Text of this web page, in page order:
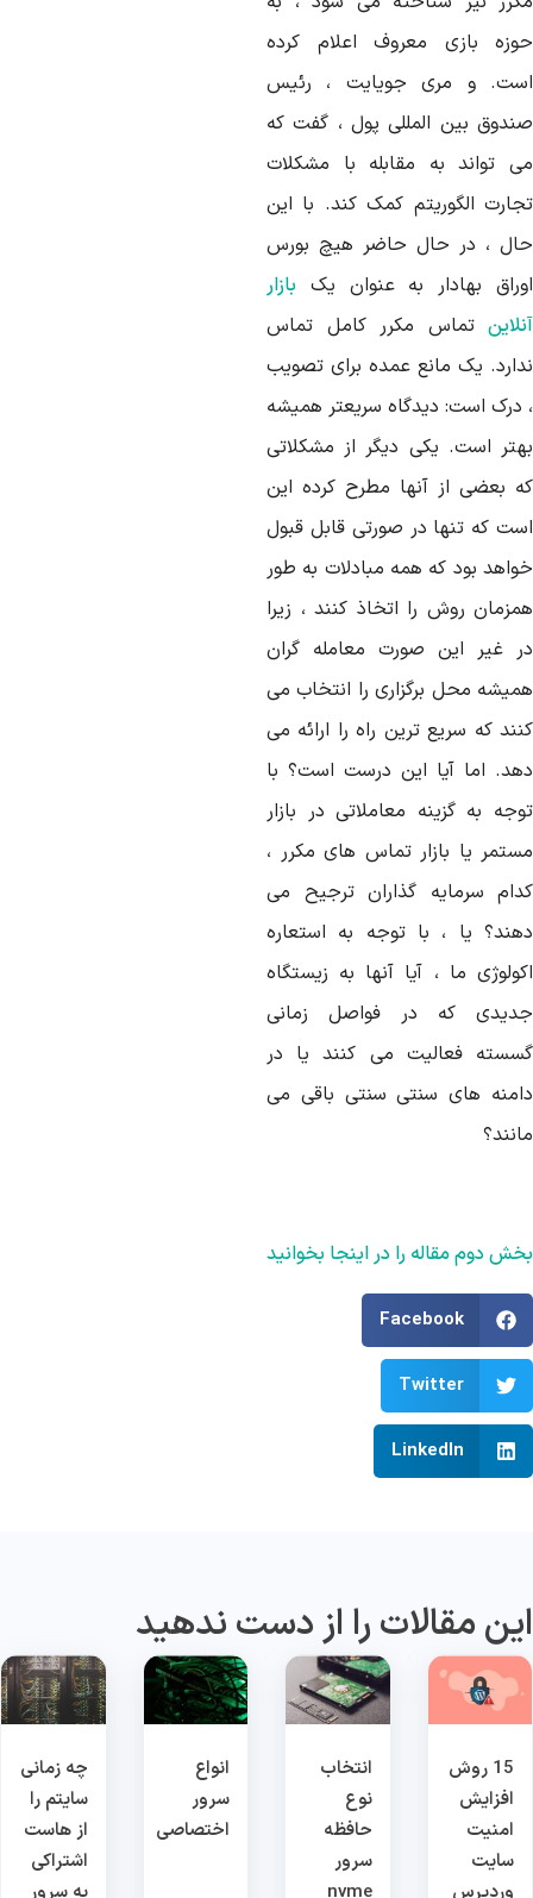
بازی معروف اعلام کرده
و مری جویایت ، رئیس
بین المللی پول ، گفت که
تواند به مقابله با مشکلات
الگوریتم کمک کند. با این
، در حال حاضر هیچ بورس
بهادار به عنوان یک بازار
تماس مکرر کامل تماس
یک مانع عمده برای تصویب
درک است: دیدگاه سریعتر همیشه
است. یکی دیگر از مشکلاتی
بعضی از آنها مطرح کرده این
که تنها در صورتی قابل قبول
بود که همه مبادلات به طور
روش را اتخاذ کنند ، زیرا
غیر این صورت معامله گران
محل برگزاری را انتخاب می
که سریع ترین راه را ارائه می
اما آیا این درست است؟ با
به گزینه معاملاتی در بازار
یا بازار تماس های مکرر ،
سرمایه گذاران ترجیح می
یا ، با توجه به استعاره
ما ، آیا آنها به زیستگاه
که در فواصل زمانی
فعالیت می کنند یا در
های سنتی سنتی باقی می
دوم مقاله را در اینجا بخوانید
Facebook
Twitter
LinkedIn
مقالات را از دست ندهید
15 روش
افزایش
امنیت
سایت
وردپرس
انتخاب
نوع
حافظه
سرور
nvme
انواع
سرور
اختصاصی
چه زمانی
سایتم را
از هاست
اشتراکی
به سرور